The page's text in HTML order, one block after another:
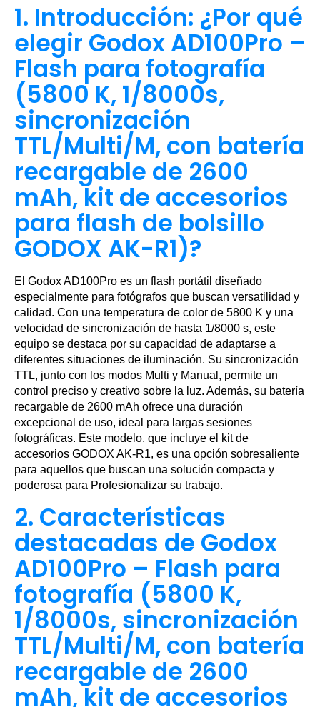
1. Introducción: ¿Por qué
elegir Godox AD100Pro –
Flash para fotografía
(5800 K, 1/8000s,
sincronización
TTL/Multi/M, con batería
recargable de 2600
mAh, kit de accesorios
para flash de bolsillo
GODOX AK-R1)?
El Godox AD100Pro es un flash portátil diseñado
especialmente para fotógrafos que buscan versatilidad y
calidad. Con una temperatura de color de 5800 K y una
velocidad de sincronización de hasta 1/8000 s, este
equipo se destaca por su capacidad de adaptarse a
diferentes situaciones de iluminación. Su sincronización
TTL, junto con los modos Multi y Manual, permite un
control preciso y creativo sobre la luz. Además, su batería
recargable de 2600 mAh ofrece una duración
excepcional de uso, ideal para largas sesiones
fotográficas. Este modelo, que incluye el kit de
accesorios GODOX AK-R1, es una opción sobresaliente
para aquellos que buscan una solución compacta y
poderosa para Profesionalizar su trabajo.
2. Características
destacadas de Godox
AD100Pro – Flash para
fotografía (5800 K,
1/8000s, sincronización
TTL/Multi/M, con batería
recargable de 2600
mAh, kit de accesorios